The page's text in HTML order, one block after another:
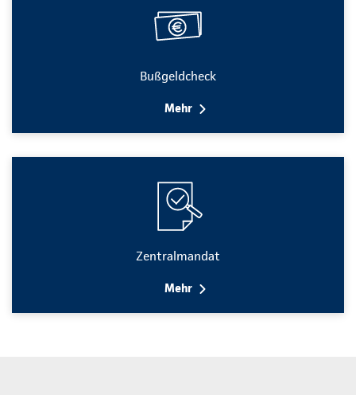
Bußgeldcheck
Mehr
Zentralmandat
Mehr